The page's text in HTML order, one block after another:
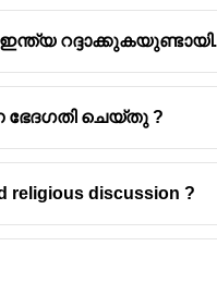
ഇന്ത്യ
ചെയ്തു ?
religious discussion ?